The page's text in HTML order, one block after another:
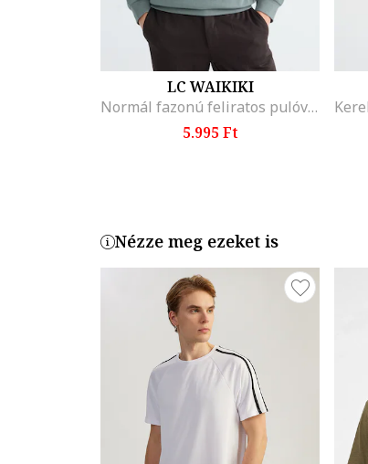
LC WAIKIKI
Normál fazonú feliratos pulóver, Halványzöld
5.995 Ft
Nézze meg ezeket is